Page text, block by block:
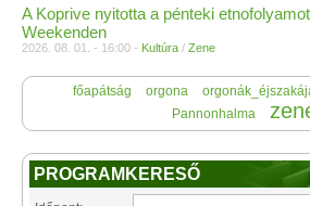
A Koprive nyitotta a pénteki
Weekenden
2026. 08. 01. - 16:00 - Kultúra / Zene
főapátság orgona
Pannonhalma
PROGRAMKERESŐ